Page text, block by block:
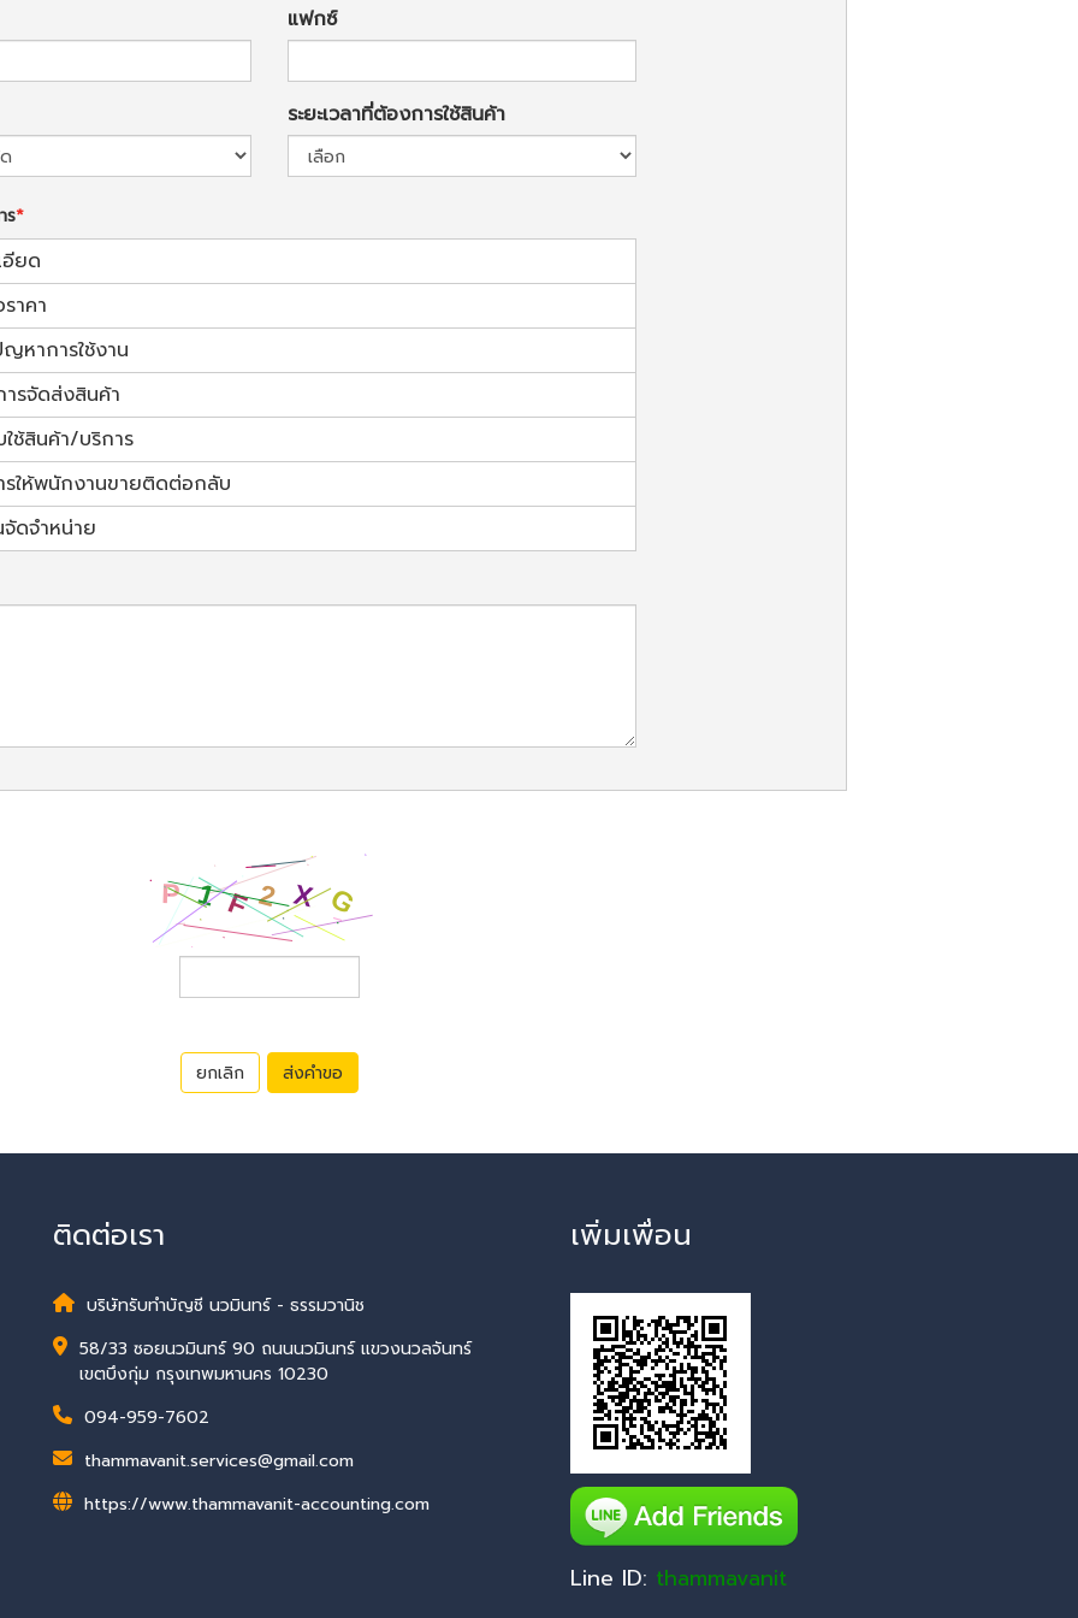
แฟกซ์
ระยะเวลาที่ต้องการใช้สินค้า
ร
อียด
ราคา
หาการใช้งาน
รจัดส่งสินค้า
ช้สินค้า/บริการ
ให้พนักงานขายติดต่อกลับ
ดจำหน่าย
ยกเลิก ส่งคำขอ
ติดต่อเรา
บริษัทรับทำบัญชี นวมินทร์ - ธรรมวานิช
58/33 ซอยนวมินทร์ 90 ถนนนวมินทร์ แขวงนวลจันทร์
เขตบึงกุ่ม กรุงเทพมหานคร 10230
094-959-7602
thammavanit.services@gmail.com
https://www.thammavanit-accounting.com
เพิ่มเพื่อน
Line ID: thammavanit